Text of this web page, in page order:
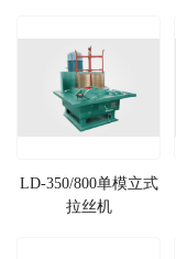
LD-350/800单模立式
拉丝机